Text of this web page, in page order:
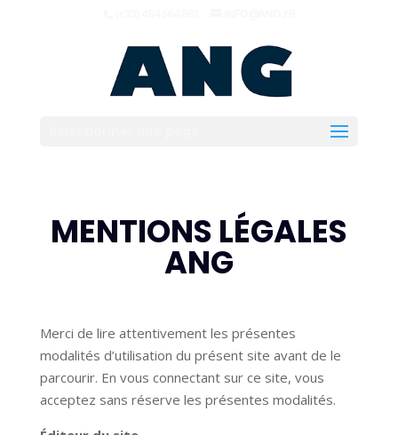
MENTIONS LÉGALES
ANG
Merci de lire attentivement les présentes
modalités d’utilisation du présent site avant de le
parcourir. En vous connectant sur ce site, vous
acceptez sans réserve les présentes modalités.